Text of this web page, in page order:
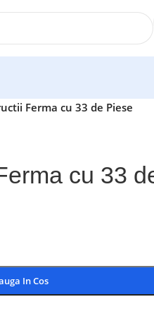
Ferma cu 33 de Piese
cu 33
In Cos